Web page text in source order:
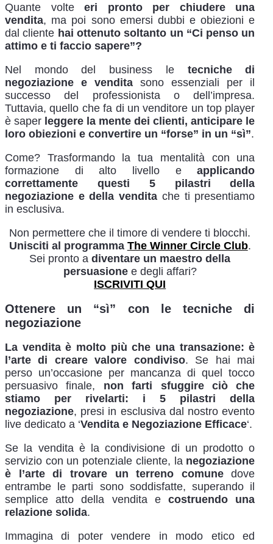
Quante volteeri pronto per chiudere una
vendita, ma poi sono emersi dubbi e obiezioni e
dal cliente hai ottenuto soltanto un “Ci penso un
attimo e ti faccio sapere”?
Nel mondo del business le tecniche di
negoziazione e vendita sono essenziali per il
successo del professionista o dell’impresa.
Tuttavia, quello che fa di un venditore un top player
è saper leggere la mente dei clienti, anticipare le
loro obiezioni e convertire un “forse” in un “sì”.
Come? Trasformando la tua mentalità con una
formazione di alto livello eapplicando
correttamente questi 5 pilastri della
negoziazione e della vendita che ti presentiamo
in esclusiva.
Non permettere che il timore di vendere ti blocchi.
Unisciti al programma The Winner Circle Club.
Sei pronto adiventare un maestro della
persuasionee degli affari?
ISCRIVITI QUI
Ottenere un “sì” con le tecniche di
negoziazione
La vendita è molto più che una transazione: è
l’arte di creare valore condiviso. Se hai mai
perso un’occasione per mancanza di quel tocco
persuasivo finale, non farti sfuggire ciò che
stiamo per rivelarti: i 5 pilastri della
negoziazione, presi in esclusiva dal nostro evento
live dedicato a ‘Vendita e Negoziazione Efficace‘.
Se la vendita è la condivisione di un prodotto o
servizio con un potenziale cliente, la negoziazione
è l’arte di trovare un terreno comunedove
entrambe le parti sono soddisfatte, superando il
semplice atto della vendita ecostruendo una
relazione solida.
Immagina di poter vendere in modo etico ed